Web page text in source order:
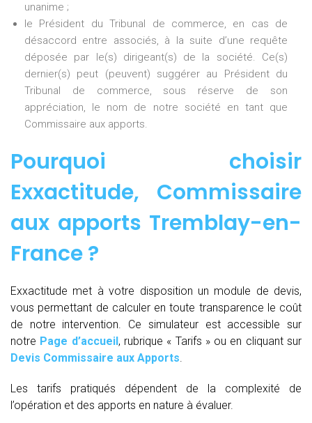
unanime ;
le Président du Tribunal de commerce, en cas de
désaccord entre associés, à la suite d’une requête
déposée par le(s) dirigeant(s) de la société. Ce(s)
dernier(s) peut (peuvent) suggérer au Président du
Tribunal de commerce, sous réserve de son
appréciation, le nom de notre société en tant que
Commissaire aux apports.
Pourquoi choisir
Exxactitude, Commissaire
aux apports Tremblay-en-
France?
Exxactitude met à votre disposition un module de devis,
vous permettant de calculer en toute transparence le coût
de notre intervention. Ce simulateur est accessible sur
notre Page d’accueil, rubrique « Tarifs » ou en cliquant sur
Devis Commissaire aux Apports.
Les tarifs pratiqués dépendent de la complexité de
l’opération et des apports en nature à évaluer.